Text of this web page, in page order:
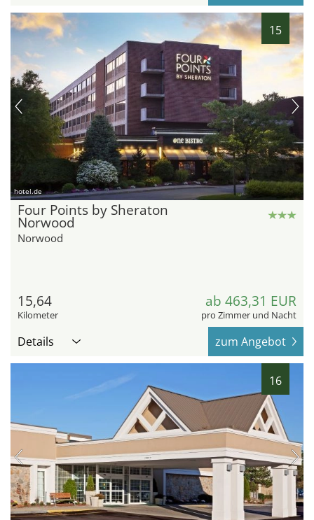
15
hotel.de
Four Points by Sheraton
Norwood
Norwood
15,64
Kilometer
ab 463,31 EUR
pro Zimmer und Nacht
Details zum Angebot
16